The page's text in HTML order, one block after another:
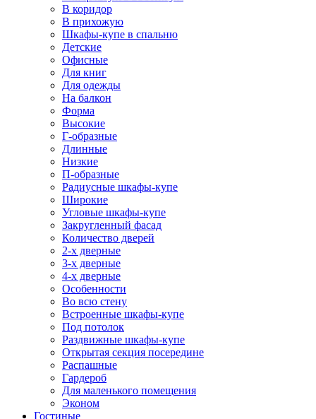
В коридор
В прихожую
Шкафы-купе в спальню
Детские
Офисные
Для книг
Для одежды
На балкон
Форма
Высокие
Г-образные
Длинные
Низкие
П-образные
Радиусные шкафы-купе
Широкие
Угловые шкафы-купе
Закругленный фасад
Количество дверей
2-х дверные
3-х дверные
4-х дверные
Особенности
Во всю стену
Встроенные шкафы-купе
Под потолок
Раздвижные шкафы-купе
Открытая секция посередине
Распашные
Гардероб
Для маленького помещения
Эконом
Гостиные